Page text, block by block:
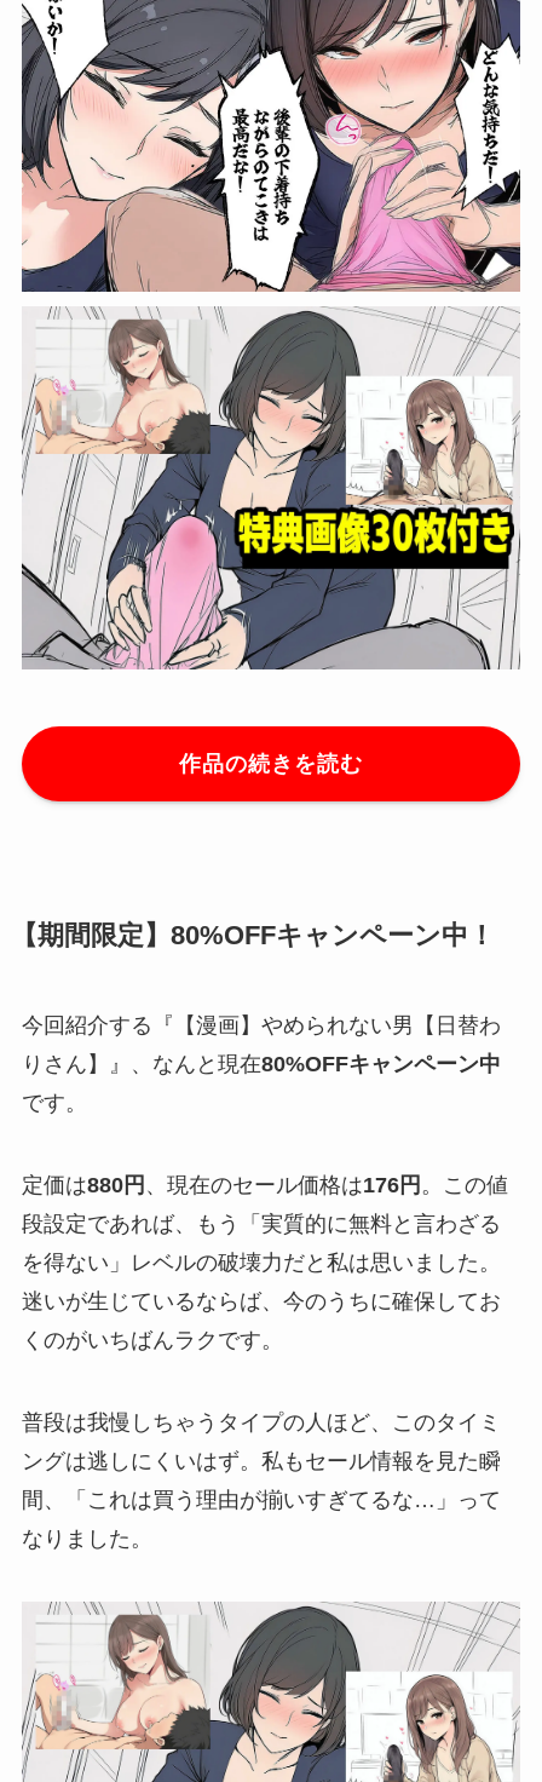
作品の続きを読む
【期間限定】80%OFFキャンペーン中！
今回紹介する『【漫画】やめられない男【日替わ
りさん】』、なんと現在80%OFFキャンペーン中
です。
定価は880円 、現在のセール価格は176円 。この値
段設定であれば、もう「実質的に無料と言わざる
を得ない」レベルの破壊力だと私は思いました。
迷いが生じているならば、今のうちに確保してお
くのがいちばんラクです。
普段は我慢しちゃうタイプの人ほど、このタイミ
ングは逃しにくいはず。私もセール情報を見た瞬
間、「これは買う理由が揃いすぎてるな…」って
なりました。